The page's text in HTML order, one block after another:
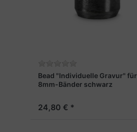
Bead "Individuelle Gravur" für
8mm-Bänder schwarz
24,80 € *